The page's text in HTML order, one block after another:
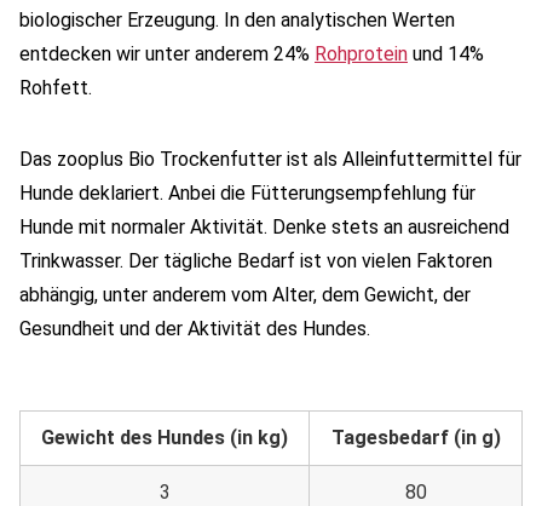
biologischer Erzeugung. In den analytischen Werten
entdecken wir unter anderem 24% Rohprotein und 14%
Rohfett.
Das zooplus Bio Trockenfutter ist als Alleinfuttermittel für
Hunde deklariert. Anbei die Fütterungsempfehlung für
Hunde mit normaler Aktivität. Denke stets an ausreichend
Trinkwasser. Der tägliche Bedarf ist von vielen Faktoren
abhängig, unter anderem vom Alter, dem Gewicht, der
Gesundheit und der Aktivität des Hundes.
Gewicht des Hundes (in kg) Tagesbedarf (in g)
3 80